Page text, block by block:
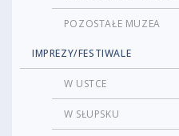
POZOSTAŁE MUZEA
IMPREZY/FESTIWALE
W USTCE
W SŁUPSKU